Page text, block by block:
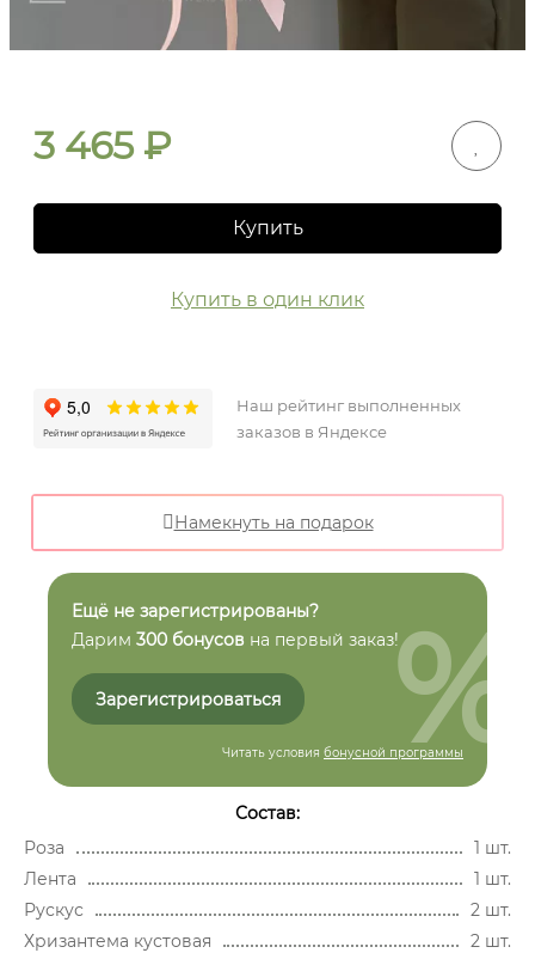
3 465₽
Купить
Купить в один клик
Наш рейтинг выполненных
заказов в Яндексе
Намекнуть на подарок
Ещё не зарегистрированы?
Дарим 300 бонусов на первый заказ!
Зарегистрироваться
Читать условия бонусной программы
%
Состав:
Роза
1 шт.
Лента
1 шт.
Рускус
2 шт.
Хризантема кустовая
2 шт.